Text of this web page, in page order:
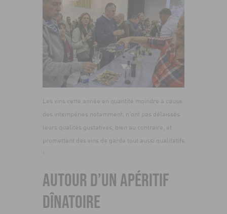
Les vins cette année en quantité moindre à cause
des intempéries notamment, n’ont pas délaissés
leurs qualités gustatives, bien au contraire, et
promettent des vins de garde tout aussi qualitatifs
!
AUTOUR D’UN APÉRITIF
DÎNATOIRE